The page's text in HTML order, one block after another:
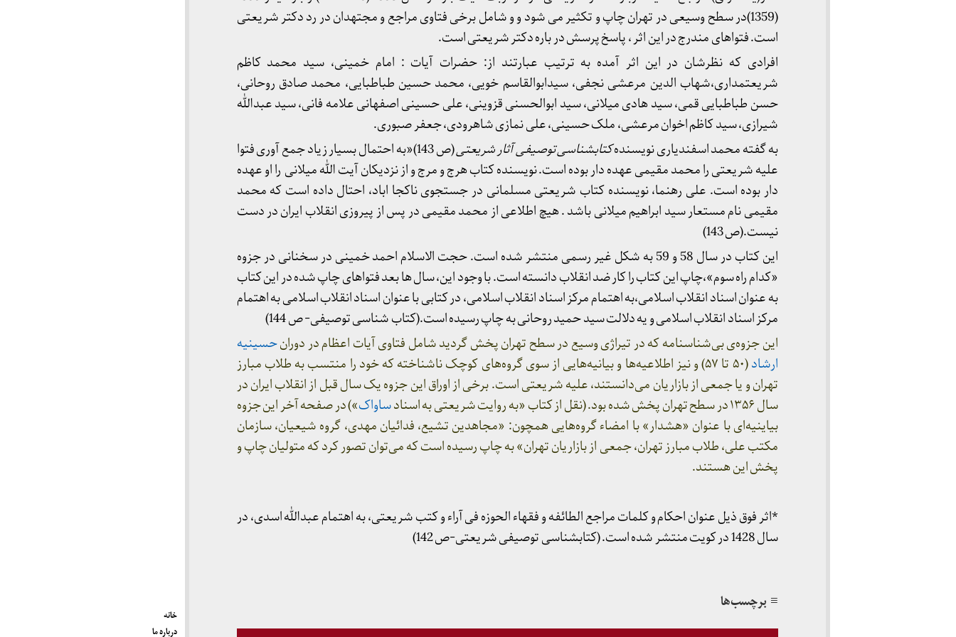
(1359)در سطح وسیعی در تهران چاپ و تکثیر می شود و و شامل برخی فتاوی مراجع و مجتهدان در رد دکتر شریعتی
است. فتواهای مندرج در این اثر ، پاسخ پرسش در باره دکتر شریعتی است.
افرادی که نظرشان در این اثر آمده به ترتیب عبارتند از: حضرات آیات : امام خمینی، سید محمد کاظم
شریعتمداری،شهاب الدین مرعشی نجفی، سیدابوالقاسم خویی، محمد حسین طباطبایی، محمد صادق روحانی،
حسن طباطبایی قمی، سید هادی میلانی، سید ابوالحسنی قزوینی، علی حسینی اصفهانی علامه فانی، سید عبدالله
شیرازی، سید کاظم اخوان مرعشی، ملک حسینی، علی نمازی شاهرودی، جعفر صبوری.
به گفته محمد اسفندیاری نویسندهکتابشناسی توصیفی آثار شریعتی
(ص 143)«به احتمال بسیار زیاد جمع آوری فتوا
علیه شریعتی را محمد مقیمی عهده دار بوده است. نویسنده کتاب هرج و مرج و از نزدیکان آیت الله میلانی را او عهده
دار بوده است. علی رهنما، نویسنده کتاب شریعتی مسلمانی در جستجوی ناکجا اباد، احتال داده است که محمد
مقیمی نام مستعار سید ابراهیم میلانی باشد . هیچ اطلاعی از محمد مقیمی در پس از پیروزی انقلاب ایران در دست
نیست.(ص 143)
این کتاب در سال 58 و 59 به شکل غیر رسمی منتشر شده است. حجت الاسلام احمد خمینی در سخنانی در جزوه
«کدام راه سوم»،چاپ این کتاب را کار ضد انقلاب دانسته است. با وجود این، سال ها بعد فتواهای چاپ شده در این کتاب
به عنوان اسناد انقلاب اسلامی،به اهتمام مرکز اسناد انقلاب اسلامی، در کتابی با عنوان اسناد انقلاب اسلامی به اهتمام
مرکز اسناد انقلاب اسلامی و یه دلالت سید حمید روحانی به چاپ رسیده است.(کتاب شناسی توصیفی- ص 144)
این جزوه‌ی بی‌شناسنامه که در تیراژی وسیع در سطح تهران پخش گردید شامل فتاوی آیات اعظام در دورانحسینیه
ارشاد
(۵۰ تا ۵۷) و نیز اطلاعیه‌ها و بیانیه‌هایی از سوی گروه‌های کوچک ناشناخته که خود را منتسب به طلاب مبارز
تهران و یا جمعی از بازاریان می‌دانستند، علیه شریعتی است. برخی از اوراق این جزوه یک سال قبل از انقلاب ایران در
سال ۱۳۵۶ در سطح تهران پخش شده بود. (نقل از کتاب «به روایت شریعتی به اسناد
ساواک») در صفحه آخر این جزوه
بیاینیه‌ای با عنوان «هشدار» با امضاء گروه‌هایی همچون: «مجاهدین تشیع، فدائیان مهدی، گروه شیعیان، سازمان
مکتب علی، طلاب مبارز تهران، جمعی از بازاریان تهران» به چاپ رسیده است که می‌توان تصور کرد که متولیان چاپ و
پخش این هستند.
*اثر فوق ذیل عنوان احکام و کلمات مراجع الطائفه و فقهاء الحوزه فی آراء و کتب شریعتی، به اهتمام عبدالله اسدی، در
سال 1428 در کویت منتشر شده است. (کتابشناسی توصیفی شریعتی-ص 142)
≡ برچسب‌ها
خانه
درباره ما